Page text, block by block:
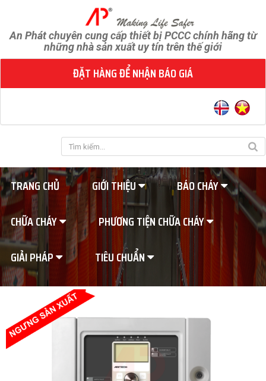
An Phát chuyên cung cấp thiết bị PCCC chính hãng từ
những nhà sản xuất uy tín trên thế giới
ĐẶT HÀNG ĐỂ NHẬN BÁO GIÁ
TRANG CHỦ GIỚI THIỆU
BÁO CHÁY
CHỮA CHÁY
PHƯƠNG TIỆN CHỮA CHÁY
GIẢI PHÁP
TIÊU CHUẨN